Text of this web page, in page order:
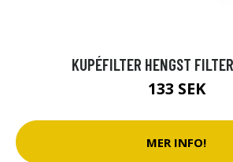
KUPÉFILTER HENGST
133 SEK
MER INFO!